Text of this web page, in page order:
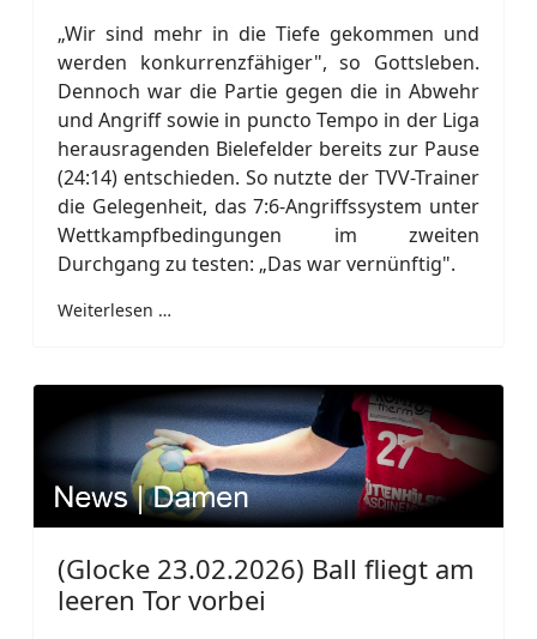
„Wir sind mehr in die Tiefe gekommen und
werden konkurrenzfähiger", so Gottsleben.
Dennoch war die Partie gegen die in Abwehr
und Angriff sowie in puncto Tempo in der Liga
herausragenden Bielefelder bereits zur Pause
(24:14) entschieden. So nutzte der TVV-Trainer
die Gelegenheit, das 7:6-Angriffssystem unter
Wettkampfbedingungen im zweiten
Durchgang zu testen: „Das war vernünftig".
Weiterlesen …
(Glocke 23.02.2026) Ball fliegt am
leeren Tor vorbei